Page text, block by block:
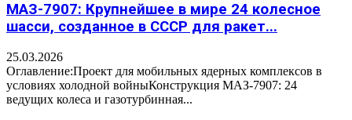
МАЗ-7907: Крупнейшее в мире 24 колесное
шасси, созданное в СССР для ракет...
25.03.2026
Оглавление:Проект для мобильных ядерных комплексов в
условиях холодной войныКонструкция МАЗ-7907: 24
ведущих колеса и газотурбинная...